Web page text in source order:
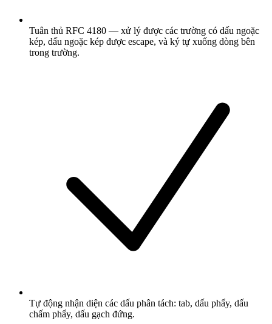
Tuân thủ RFC 4180 — xử lý được các trường có dấu ngoặc
kép, dấu ngoặc kép được escape, và ký tự xuống dòng bên
trong trường.
Tự động nhận diện các dấu phân tách: tab, dấu phẩy, dấu
chấm phẩy, dấu gạch đứng.